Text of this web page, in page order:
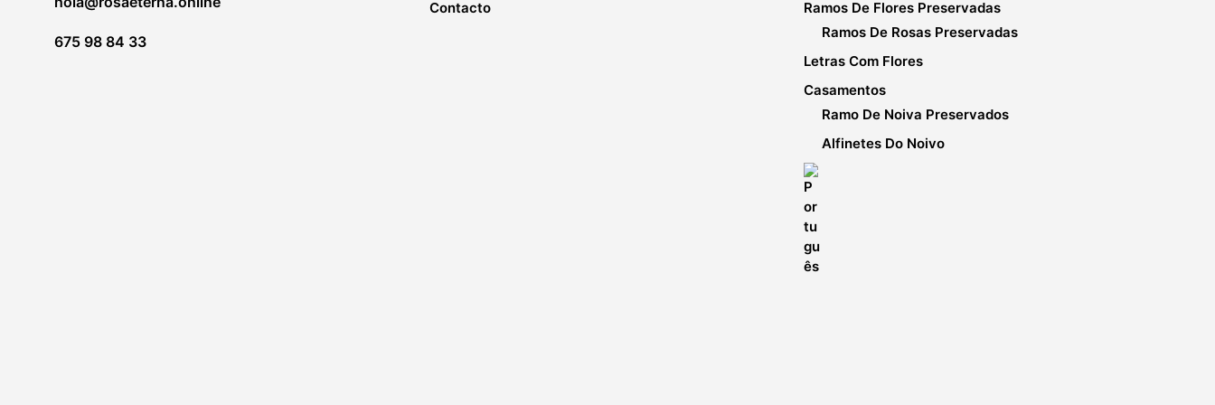
675 98 84 33
Contacto
Ramos De Flores Preservadas
Ramos De Rosas Preservadas
Letras Com Flores
Casamentos
Ramo De Noiva Preservados
Alfinetes Do Noivo